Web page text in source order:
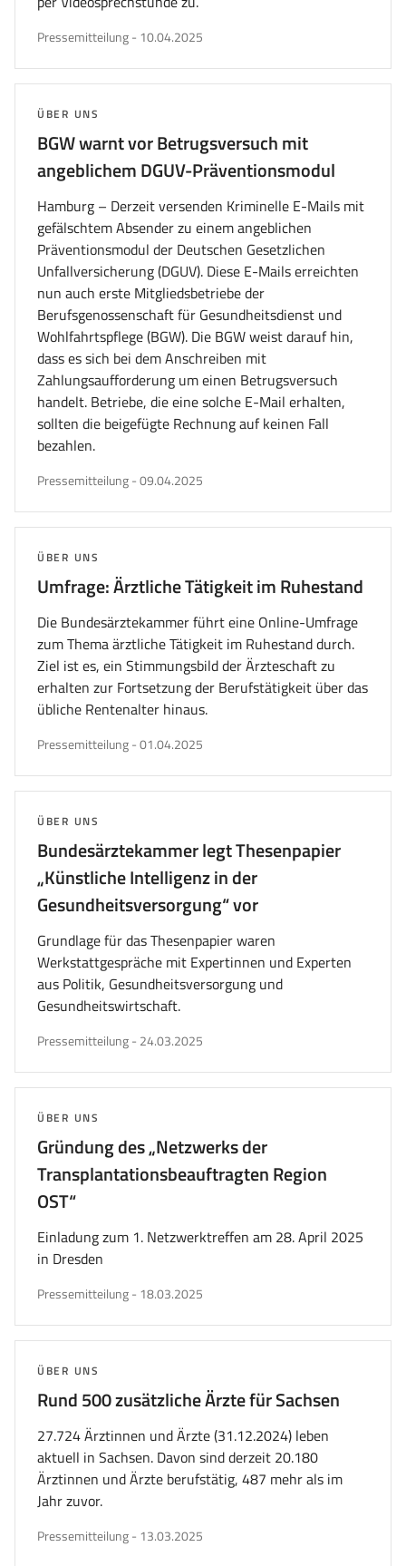
Pressemitteilungveröffentlicht
- 10.04.2025
BGW warnt vor Betrugsversuch mit
angeblichem DGUV-Präventionsmodul
THEMA:
ÜBER UNS
Hamburg – Derzeit versenden Kriminelle E-Mails mit
gefälschtem Absender zu einem angeblichen
Präventionsmodul der Deutschen Gesetzlichen
Unfallversicherung (DGUV). Diese E-Mails erreichten
nun auch erste Mitgliedsbetriebe der
Berufsgenossenschaft für Gesundheitsdienst und
Wohlfahrtspflege (BGW). Die BGW weist darauf hin,
dass es sich bei dem Anschreiben mit
Zahlungsaufforderung um einen Betrugsversuch
handelt. Betriebe, die eine solche E-Mail erhalten,
sollten die beigefügte Rechnung auf keinen Fall
bezahlen.
Pressemitteilungveröffentlicht
-09.04.2025
Umfrage: Ärztliche Tätigkeit im Ruhestand
THEMA:
ÜBER UNS
Die Bundesärztekammer führt eine Online-Umfrage
zum Thema ärztliche Tätigkeit im Ruhestand durch.
Ziel ist es, ein Stimmungsbild der Ärzteschaft zu
erhalten zur Fortsetzung der Berufstätigkeit über das
übliche Rentenalter hinaus.
Pressemitteilungveröffentlicht
-01.04.2025
Bundesärztekammer legt Thesenpapier
„Künstliche Intelligenz in der
Gesundheitsversorgung“ vor
THEMA:
ÜBER UNS
Grundlage für das Thesenpapier waren
Werkstattgespräche mit Expertinnen und Experten
aus Politik, Gesundheitsversorgung und
Gesundheitswirtschaft.
Pressemitteilungveröffentlicht
- 24.03.2025
Gründung des „Netzwerks der
Transplantationsbeauftragten Region
OST“
THEMA:
ÜBER UNS
Einladung zum 1. Netzwerktreffen am 28. April 2025
in Dresden
Pressemitteilungveröffentlicht
- 18.03.2025
Rund 500 zusätzliche Ärzte für Sachsen
THEMA:
ÜBER UNS
27.724 Ärztinnen und Ärzte (31.12.2024) leben
aktuell in Sachsen. Davon sind derzeit 20.180
Ärztinnen und Ärzte berufstätig, 487 mehr als im
Jahr zuvor.
Pressemitteilungveröffentlicht
- 13.03.2025